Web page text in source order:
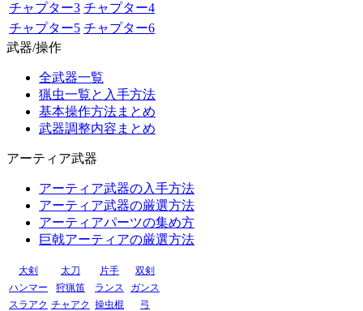
チャプター3 チャプター4
チャプター5 チャプター6
武器/操作
全武器一覧
猟虫一覧と入手方法
基本操作方法まとめ
武器調整内容まとめ
アーティア武器
アーティア武器の入手方法
アーティア武器の厳選方法
アーティアパーツの集め方
巨戟アーティアの厳選方法
大剣 太刀 片手
双剣
ハンマー
狩猟笛 ランス
ガンス
スラアク チャアク 操虫棍
弓